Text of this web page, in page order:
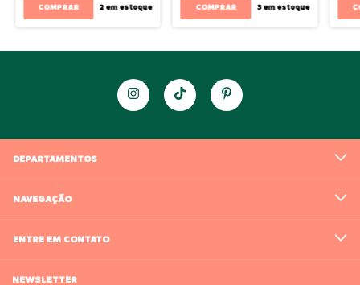
COMPRAR 2em estoque COMPRAR 3em estoque
DEPARTAMENTOS
NAVEGAÇÃO
ENTRE EM CONTATO
NEWSLETTER